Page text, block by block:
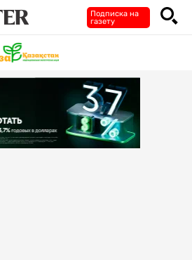
Подписка на
газету